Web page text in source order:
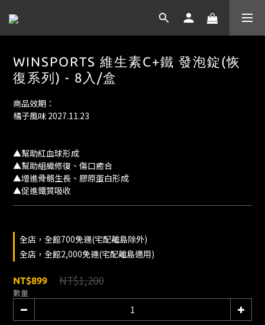
WINSPORTS 維生素C+鐵 發泡錠(恢
復系列) - 8入/盒
商品效期：
橘子風味 2027.11.23
▲幫助紅血球形成
▲幫助組織修復、傷口癒合
▲增進骨骼生長、膠原蛋白形成
▲促進鐵質吸收
全店，全館700免運(宅配離島除外)
全店，全館2,000免運(宅配離島適用)
NT$899 NT$1,200
數量